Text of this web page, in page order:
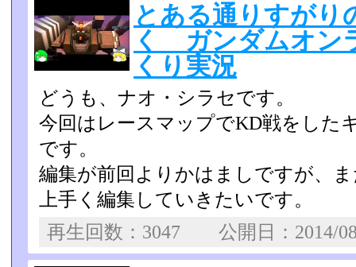
とある通りすがり
く ガンダムオン
くり実況
どうも、ナオ・シラセです。
今回はレースマップでKD戦をした
です。
編集が前回よりかはましですが、
上手く編集していきたいです。
再生回数：3047 公開日：